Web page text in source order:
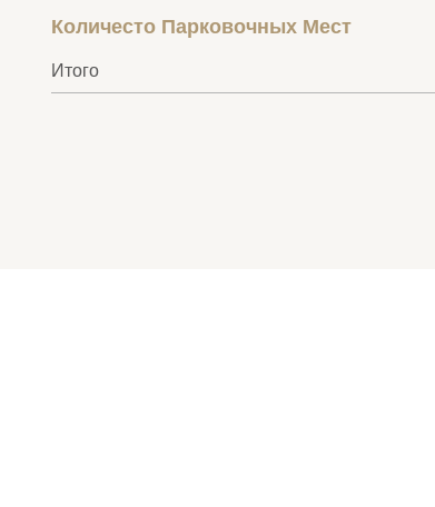
Количесто Парковочных Мест
Итого